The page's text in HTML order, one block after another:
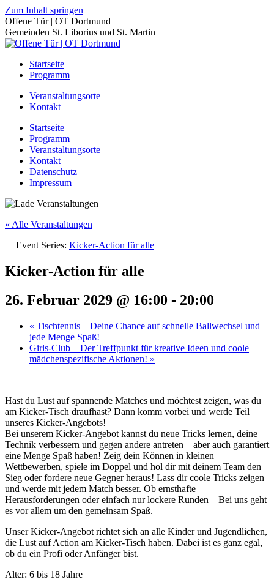
Zum Inhalt springen
Offene Tür | OT Dortmund
Gemeinden St. Liborius und St. Martin
Startseite
Programm
Veranstaltungsorte
Kontakt
Startseite
Programm
Veranstaltungsorte
Kontakt
Datenschutz
Impressum
« Alle Veranstaltungen
Event Series: Kicker-Action für alle
Kicker-Action für alle
26. Februar 2029 @ 16:00 - 20:00
« Tischtennis – Deine Chance auf schnelle Ballwechsel und
jede Menge Spaß!
Girls-Club – Der Treffpunkt für kreative Ideen und coole
mädchenspezifische Aktionen! »
Hast du Lust auf spannende Matches und möchtest zeigen, was du
am Kicker-Tisch draufhast? Dann komm vorbei und werde Teil
unseres Kicker-Angebots!
Bei unserem Kicker-Angebot kannst du neue Tricks lernen, deine
Technik verbessern und gegen andere antreten – aber auch garantiert
eine Menge Spaß haben! Zeig dein Können in kleinen
Wettbewerben, spiele im Doppel und hol dir mit deinem Team den
Sieg oder fordere neue Gegner heraus! Lass dir coole Tricks zeigen
und werde mit jedem Match besser. Ob ernsthafte
Herausforderungen oder einfach nur lockere Runden – Bei uns geht
es vor allem um den gemeinsam Spaß.
Unser Kicker-Angebot richtet sich an alle Kinder und Jugendlichen,
die Lust auf Action am Kicker-Tisch haben. Dabei ist es ganz egal,
ob du ein Profi oder Anfänger bist.
Alter: 6 bis 18 Jahre